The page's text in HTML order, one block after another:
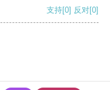
支持[0] 反对[0]